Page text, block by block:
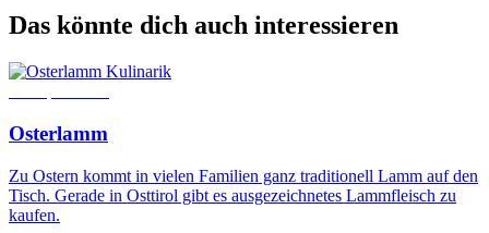
Das könnte dich auch interessieren
Kulinarik
Osterlamm
Zu Ostern kommt in vielen Familien ganz traditionell Lamm auf den
Tisch. Gerade in Osttirol gibt es ausgezeichnetes Lammfleisch zu
kaufen.